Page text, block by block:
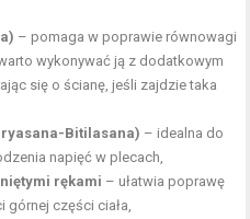
– pomaga w poprawie równowagi
warto wykonywać ją z dodatkowym
się o ścianę, jeśli zajdzie taka
Bitilasana) – idealna do
napięć w plecach,
rękami – ułatwia poprawę
części ciała,